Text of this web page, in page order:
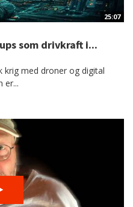
25:07
som drivkraft i...
krig med droner og digital
er...